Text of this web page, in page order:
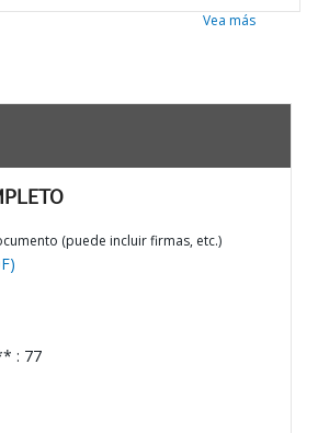
Vea más
(puede incluir firmas, etc.)
: 77